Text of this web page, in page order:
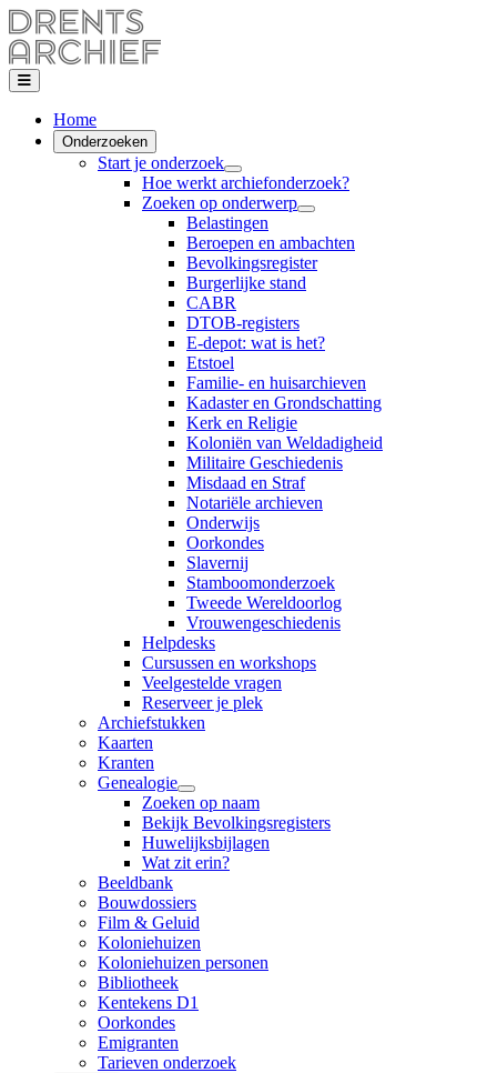
Home
Onderzoeken
Start je onderzoek
Hoe werkt archiefonderzoek?
Zoeken op onderwerp
Belastingen
Beroepen en ambachten
Bevolkingsregister
Burgerlijke stand
CABR
DTOB-registers
E-depot: wat is het?
Etstoel
Familie- en huisarchieven
Kadaster en Grondschatting
Kerk en Religie
Koloniën van Weldadigheid
Militaire Geschiedenis
Misdaad en Straf
Notariële archieven
Onderwijs
Oorkondes
Slavernij
Stamboomonderzoek
Tweede Wereldoorlog
Vrouwengeschiedenis
Helpdesks
Cursussen en workshops
Veelgestelde vragen
Reserveer je plek
Archiefstukken
Kaarten
Kranten
Genealogie
Zoeken op naam
Bekijk Bevolkingsregisters
Huwelijksbijlagen
Wat zit erin?
Beeldbank
Bouwdossiers
Film & Geluid
Koloniehuizen
Koloniehuizen personen
Bibliotheek
Kentekens D1
Oorkondes
Emigranten
Tarieven onderzoek